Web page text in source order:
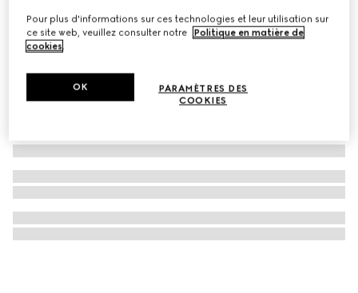
Pour plus d'informations sur ces technologies et leur utilisation sur
ce site web, veuillez consulter notre
Politique en matière de
cookies.
PARAMÈTRES DES
COOKIES
OK